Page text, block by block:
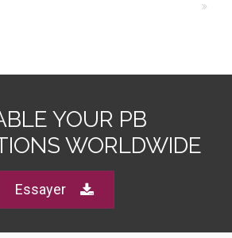
YOUR PB
WORLDWIDE
Essayer